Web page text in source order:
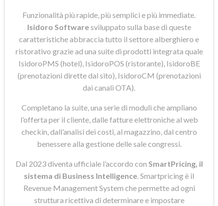
Funzionalità più rapide, più semplici e più immediate.
Isidoro Softwaresviluppato sulla base di queste
caratteristiche abbraccia tutto il settore alberghiero e
ristorativo grazie ad una suite di prodotti integrata quale
IsidoroPMS (hotel), IsidoroPOS (ristorante), IsidoroBE
(prenotazioni dirette dal sito), IsidoroCM (prenotazioni
dai canali OTA).
Completano la suite, una serie di moduli che ampliano
l’offerta per il cliente, dalle fatture elettroniche al web
checkin, dall’analisi dei costi, al magazzino, dal centro
benessere alla gestione delle sale congressi.
Dal 2023 diventa ufficiale l’accordo con SmartPricing, il
sistema di Business Intelligence . Smartpricing è il
Revenue Management System che permette ad ogni
struttura ricettiva di determinare e impostare